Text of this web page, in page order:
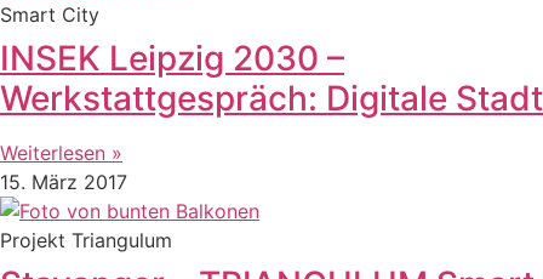
Smart City
INSEK Leipzig 2030 –
Werkstattgespräch: Digitale Stadt
Weiterlesen »
15. März 2017
Projekt Triangulum